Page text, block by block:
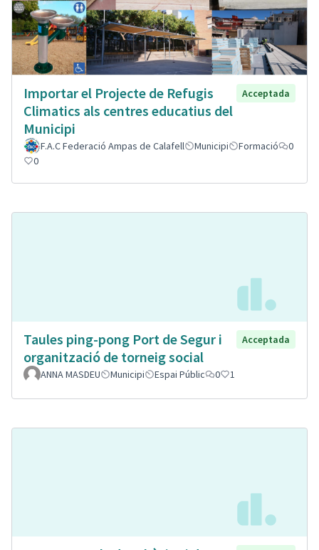
Importar el Projecte de Refugis
Climatics als centres educatius del
Municipi
Acceptada
F.A.C Federació Ampas de Calafell Municipi Formació
0
0
Taules ping-pong Port de Segur i
organització de torneig social
Acceptada
ANNA MASDEU Municipi Espai Públic 0 1